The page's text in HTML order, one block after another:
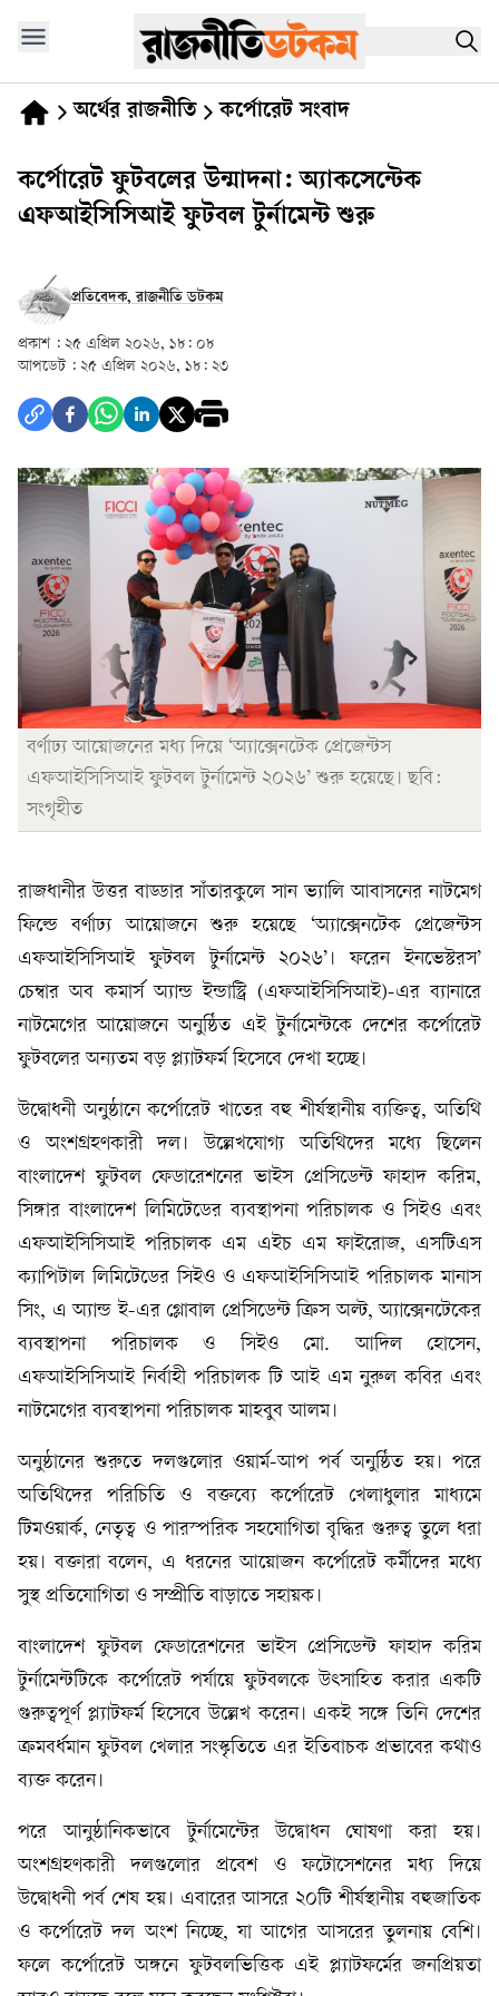
অর্থের রাজনীতি কর্পোরেট সংবাদ
কর্পোরেট ফুটবলের উন্মাদনা: অ্যাকসেন্টেক
এফআইসিসিআই ফুটবল টুর্নামেন্ট শুরু
প্রতিবেদক, রাজনীতি ডটকম
প্রকাশ : ২৫ এপ্রিল ২০২৬, ১৮: ০৮
আপডেট : ২৫ এপ্রিল ২০২৬, ১৮: ২৩
বর্ণাঢ্য আয়োজনের মধ্য দিয়ে ‘অ্যাক্সেনটেক প্রেজেন্টস
এফআইসিসিআই ফুটবল টুর্নামেন্ট ২০২৬’ শুরু হয়েছে। ছবি:
সংগৃহীত
রাজধানীর উত্তর বাড্ডার সাঁতারকুলে সান ভ্যালি আবাসনের নাটমেগ
ফিল্ডে বর্ণাঢ্য আয়োজনে শুরু হয়েছে ‘অ্যাক্সেনটেক প্রেজেন্টস
এফআইসিসিআই ফুটবল টুর্নামেন্ট ২০২৬’। ফরেন ইনভেস্টরস’
চেম্বার অব কমার্স অ্যান্ড ইন্ডাস্ট্রি (এফআইসিসিআই)-এর ব্যানারে
নাটমেগের আয়োজনে অনুষ্ঠিত এই টুর্নামেন্টকে দেশের কর্পোরেট
ফুটবলের অন্যতম বড় প্ল্যাটফর্ম হিসেবে দেখা হচ্ছে।
উদ্বোধনী অনুষ্ঠানে কর্পোরেট খাতের বহু শীর্ষস্থানীয় ব্যক্তিত্ব, অতিথি
ও অংশগ্রহণকারী দল। উল্লেখযোগ্য অতিথিদের মধ্যে ছিলেন
বাংলাদেশ ফুটবল ফেডারেশনের ভাইস প্রেসিডেন্ট ফাহাদ করিম,
সিঙ্গার বাংলাদেশ লিমিটেডের ব্যবস্থাপনা পরিচালক ও সিইও এবং
এফআইসিসিআই পরিচালক এম এইচ এম ফাইরোজ, এসটিএস
ক্যাপিটাল লিমিটেডের সিইও ও এফআইসিসিআই পরিচালক মানাস
সিং, এ অ্যান্ড ই-এর গ্লোবাল প্রেসিডেন্ট ক্রিস অল্ট, অ্যাক্সেনটেকের
ব্যবস্থাপনা পরিচালক ও সিইও মো. আদিল হোসেন,
এফআইসিসিআই নির্বাহী পরিচালক টি আই এম নুরুল কবির এবং
নাটমেগের ব্যবস্থাপনা পরিচালক মাহবুব আলম।
অনুষ্ঠানের শুরুতে দলগুলোর ওয়ার্ম-আপ পর্ব অনুষ্ঠিত হয়। পরে
অতিথিদের পরিচিতি ও বক্তব্যে কর্পোরেট খেলাধুলার মাধ্যমে
টিমওয়ার্ক, নেতৃত্ব ও পারস্পরিক সহযোগিতা বৃদ্ধির গুরুত্ব তুলে ধরা
হয়। বক্তারা বলেন, এ ধরনের আয়োজন কর্পোরেট কর্মীদের মধ্যে
সুস্থ প্রতিযোগিতা ও সম্প্রীতি বাড়াতে সহায়ক।
বাংলাদেশ ফুটবল ফেডারেশনের ভাইস প্রেসিডেন্ট ফাহাদ করিম
টুর্নামেন্টটিকে কর্পোরেট পর্যায়ে ফুটবলকে উৎসাহিত করার একটি
গুরুত্বপূর্ণ প্ল্যাটফর্ম হিসেবে উল্লেখ করেন। একই সঙ্গে তিনি দেশের
ক্রমবর্ধমান ফুটবল খেলার সংস্কৃতিতে এর ইতিবাচক প্রভাবের কথাও
ব্যক্ত করেন।
পরে আনুষ্ঠানিকভাবে টুর্নামেন্টের উদ্বোধন ঘোষণা করা হয়।
অংশগ্রহণকারী দলগুলোর প্রবেশ ও ফটোসেশনের মধ্য দিয়ে
উদ্বোধনী পর্ব শেষ হয়। এবারের আসরে ২০টি শীর্ষস্থানীয় বহুজাতিক
ও কর্পোরেট দল অংশ নিচ্ছে, যা আগের আসরের তুলনায় বেশি।
ফলে কর্পোরেট অঙ্গনে ফুটবলভিত্তিক এই প্ল্যাটফর্মের জনপ্রিয়তা